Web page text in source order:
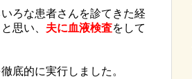
ろな患者さんを診てきた経
思い、 夫に血液検査をして
徹底的に実行しました。